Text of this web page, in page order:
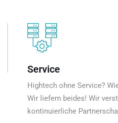
Service
Hightech ohne Service?
Wir liefern beides! Wir
kontinuierliche